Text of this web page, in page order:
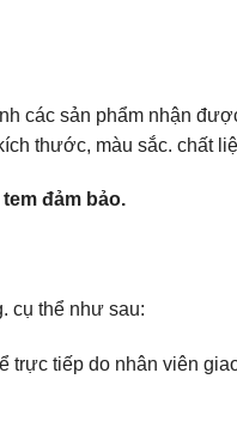
các sản phẩm nhận
thước, màu sắc. chất
đảm bảo.
cụ thể như sau:
tiếp do nhân viên